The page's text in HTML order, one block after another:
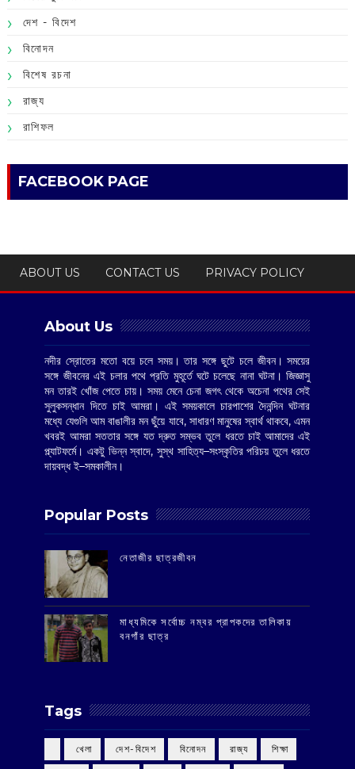
দেশ - বিদেশ
বিনোদন
বিশেষ রচনা
রাজ্য
রাশিফল
FACEBOOK PAGE
ABOUT US CONTACT US PRIVACY POLICY
About Us
নদীর স্রোতের মতো বয়ে চলে সময়। তার সঙ্গে ছুটে চলে জীবন। সময়ের
সঙ্গে জীবনের এই চলার পথে প্রতি মুহূর্তে ঘটে চলেছে নানা ঘটনা। জিজ্ঞাসু
মন তারই খোঁজ পেতে চায়। সময় মেনে চেনা জগৎ থেকে অচেনা পথের সেই
সুলুকসন্ধান দিতে চাই আমরা। এই সময়কালে চারপাশের দৈনন্দিন ঘটনার
মধ্যে যেগুলি আম বাঙালীর মন ছুঁয়ে যাবে, সাধারণ মানুষের স্বার্থ থাকবে, এমন
খবরই আমরা সততার সঙ্গে যত দ্রুত সম্ভব তুলে ধরতে চাই আমাদের এই
প্ল্যাটফর্মে। একটু ভিন্ন স্বাদে, সুস্থ সাহিত্য–সংস্কৃতির পরিচয় তুলে ধরতে
দায়বদ্ধ ই–সমকালীন।
Popular Posts
‌নেতাজীর ছাত্রজীবন
মাধ্যমিকে সর্বোচ্চ নম্বর প্রাপকদের তালিকায়
বনগাঁর ছাত্র
Tags
‌ খেলা ‌ দেশ-বিদেশ ‌ বিনোদন ‌ রাজ্য ‌ শিক্ষা